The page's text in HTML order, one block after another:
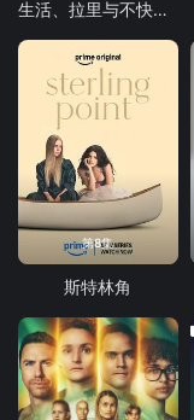
生活、拉里与不快乐的追求：一部美国史
第8集
斯特林角